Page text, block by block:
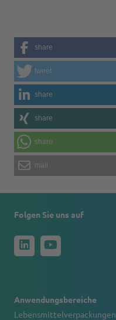
share
tweet
share
share
share
mail
Folgen Sie uns auf
Anwendungsbereiche
Lebensmittelverpackungen